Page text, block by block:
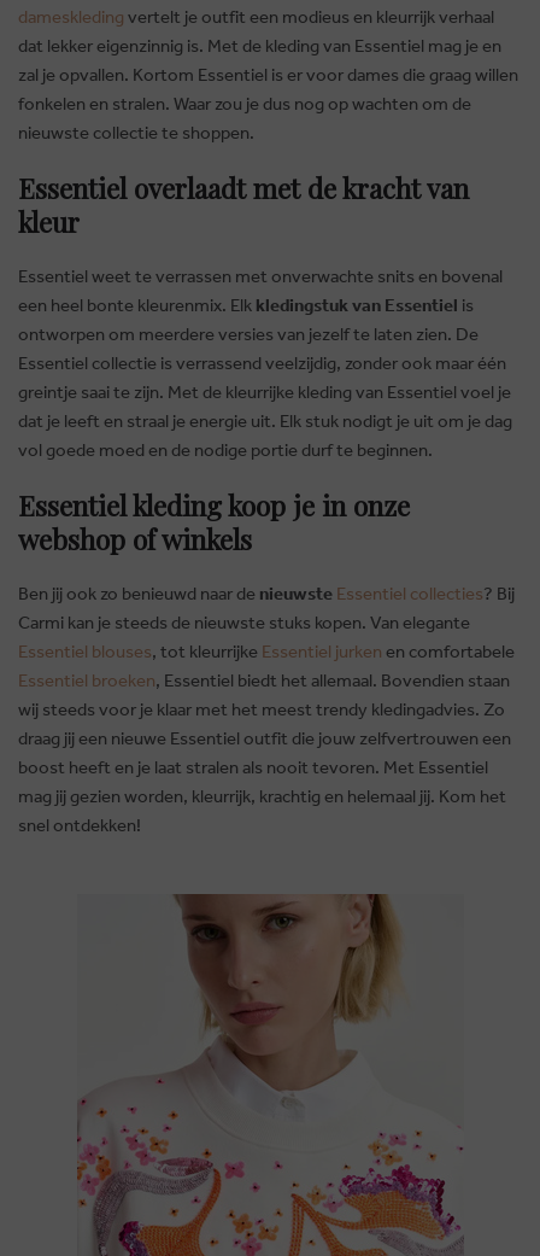
dameskleding vertelt je outfit een modieus en kleurrijk verhaal
dat lekker eigenzinnig is. Met de kleding van Essentiel mag je en
zal je opvallen. Kortom Essentiel is er voor dames die graag willen
fonkelen en stralen. Waar zou je dus nog op wachten om de
nieuwste collectie te shoppen.
Essentiel overlaadt met de kracht van
kleur
Essentiel weet te verrassen met onverwachte snits en bovenal
een heel bonte kleurenmix. Elk kledingstuk van Essentiel is
ontworpen om meerdere versies van jezelf te laten zien. De
Essentiel collectie is verrassend veelzijdig, zonder ook maar één
greintje saai te zijn. Met de kleurrijke kleding van Essentiel voel je
dat je leeft en straal je energie uit. Elk stuk nodigt je uit om je dag
vol goede moed en de nodige portie durf te beginnen.
Essentiel kleding koop je in onze
webshop of winkels
Ben jij ook zo benieuwd naar de nieuwste Essentiel collecties? Bij
Carmi kan je steeds de nieuwste stuks kopen. Van elegante
Essentiel blouses, tot kleurrijke Essentiel jurken en comfortabele
Essentiel broeken, Essentiel biedt het allemaal. Bovendien staan
wij steeds voor je klaar met het meest trendy kledingadvies. Zo
draag jij een nieuwe Essentiel outfit die jouw zelfvertrouwen een
boost heeft en je laat stralen als nooit tevoren. Met Essentiel
mag jij gezien worden, kleurrijk, krachtig en helemaal jij. Kom het
snel ontdekken!
BRUSSELSESTEENWEG 129
1980 ZEMST, BELGIEN
T. +32 (0)16 61 71 60